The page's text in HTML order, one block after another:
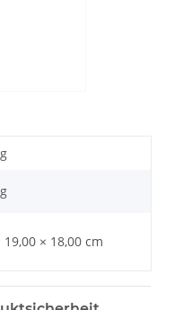
19,00 × 18,00 cm